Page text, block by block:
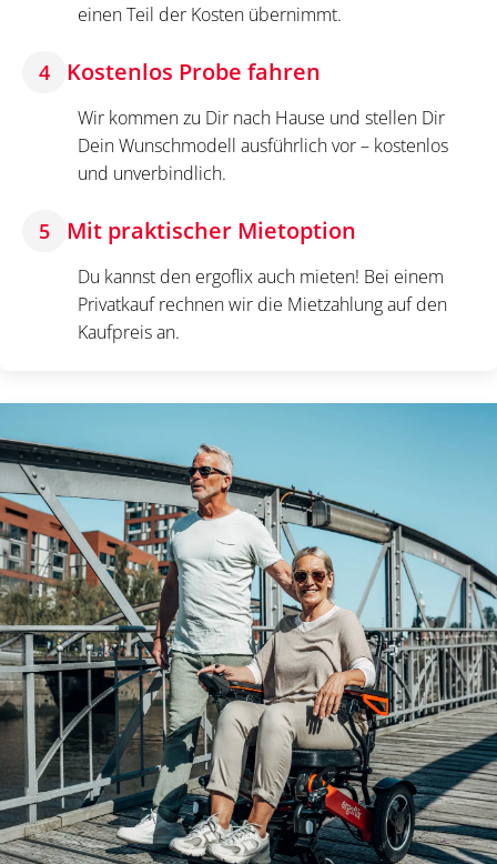
einen Teil der Kosten übernimmt.
4 Kostenlos Probe fahren
Wir kommen zu Dir nach Hause und stellen Dir
Dein Wunschmodell ausführlich vor – kostenlos
und unverbindlich.
5 Mit praktischer Mietoption
Du kannst den ergoflix auch mieten! Bei einem
Privatkauf rechnen wir die Mietzahlung auf den
Kaufpreis an.